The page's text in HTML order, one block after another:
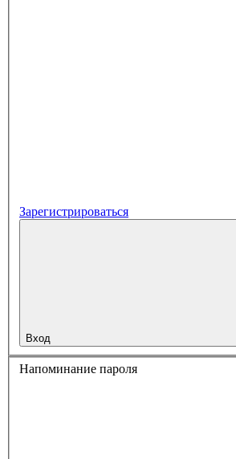
Зарегистрироваться
Вход
Напоминание пароля